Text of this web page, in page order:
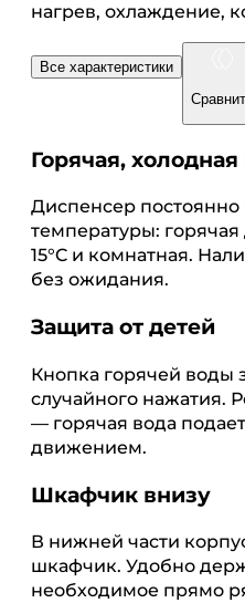
нагрев, охлаждение,
Все характеристики
Горячая,
Диспенсер
температуры: горячая
15°C и комнатная.
без ожидания.
Защита от детей
Кнопка горячей воды
случайного нажатия.
— горячая вода
движением.
Шкафчик внизу
В нижней части
шкафчик. Удобно
необходимое прямо